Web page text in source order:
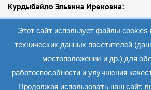
Курдыбайло Эльвина Ирековна:
тел.: Тел.: +7 (8553)-425-095 доб. 120-
E-mail: kurdybailoei@tcnp.ru
2019 АО «Экопэт»
числе дизайн). Запрещается копирование,
Этот сайт использует файлы cookies
технических данных посетителей
местоположении и др.) для
работоспособности и улучшения
Продолжая использовать наш сайт,